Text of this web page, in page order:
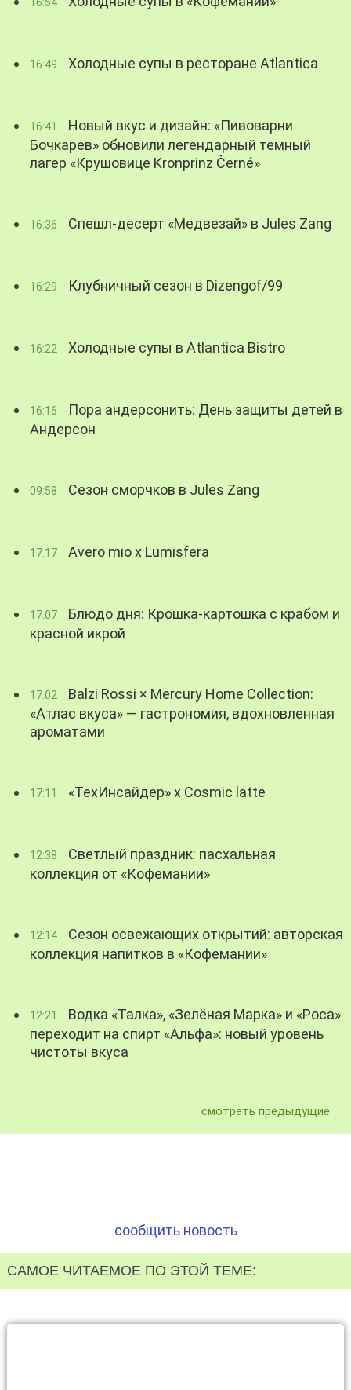
16:54
16:49 Холодные супы в ресторане Atlantica
16:41
Новый вкус и дизайн: «Пивоварни
Бочкарев» обновили легендарный темный
лагер «Крушовице Kronprinz Černé»
16:36 Спешл-десерт «Медвезай» в Jules Zang
16:29 Клубничный сезон в Dizengof/99
16:22 Холодные супы в Atlantica Bistro
16:16
Пора андерсонить: День защиты детей в
Андерсон
09:58 Сезон сморчков в Jules Zang
17:17 Avero mio x Lumisfera
17:07
Блюдо дня: Крошка-картошка с крабом и
красной икрой
17:02
Balzi Rossi × Mercury Home Collection:
«Атлас вкуса» — гастрономия, вдохновленная
ароматами
17:11 «ТехИнсайдер» х Cosmic latte
12:38
Светлый праздник: пасхальная
коллекция от «Кофемании»
12:14
Сезон освежающих открытий: авторская
коллекция напитков в «Кофемании»
12:21
Водка «Талка», «Зелёная Марка» и «Роса»
переходит на спирт «Альфа»: новый уровень
чистоты вкуса
смотреть предыдущие
сообщить новость
САМОЕ ЧИТАЕМОЕ ПО ЭТОЙ ТЕМЕ: